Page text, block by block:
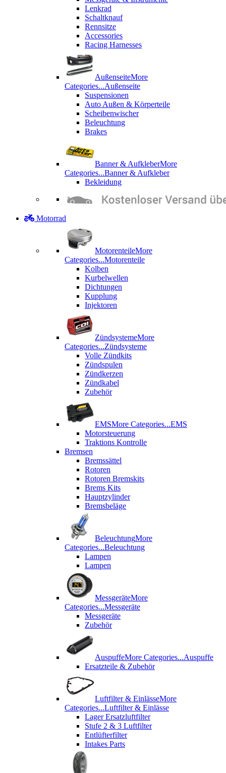
Lenkrad
Schaltknauf
Rennsitze
Accessories
Racing Harnesses
AußenseiteMore
Categories...Außenseite
Suspensionen
Auto Außen & Körperteile
Scheibenwischer
Beleuchtung
Brakes
Banner & AufkleberMore
Categories...Banner & Aufkleber
Bekleidung
Motorrad
MotorenteileMore
Categories...Motorenteile
Kolben
Kurbelwellen
Dichtungen
Kupplung
Injektoren
ZündsystemeMore
Categories...Zündsysteme
Volle Zündkits
Zündspulen
Zündkerzen
Zündkabel
Zubehör
EMSMore Categories...EMS
Motorsteuerung
Traktions Kontrolle
Bremsen
Bremssättel
Rotoren
Rotoren Bremskits
Brems Kits
Hauptzylinder
Bremsbeläge
BeleuchtungMore
Categories...Beleuchtung
Lampen
Lampen
MessgeräteMore
Categories...Messgeräte
Messgeräte
Zubehör
AuspuffeMore Categories...Auspuffe
Ersatzteile & Zubehör
Luftfilter & EinlässeMore
Categories...Luftfilter & Einlässe
Lager Ersatzluftfilter
Stufe 2 & 3 Luftfilter
Entlüfterfilter
Intakes Parts